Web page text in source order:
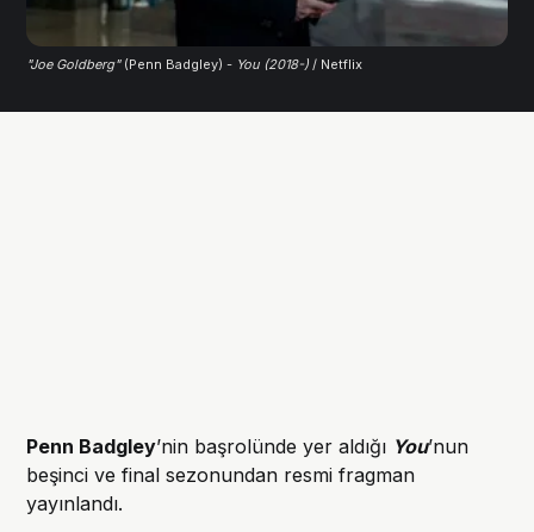
"Joe Goldberg" (Penn Badgley) - You (2018-)/ Netflix
Penn Badgley’nin başrolünde yer aldığı You’nun
beşinci ve final sezonundan resmi fragman
yayınlandı.